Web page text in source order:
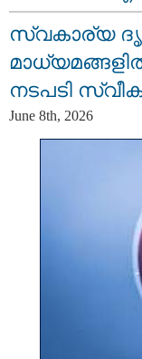
സ്വകാര്യ
നടപടി
June 8th, 2026